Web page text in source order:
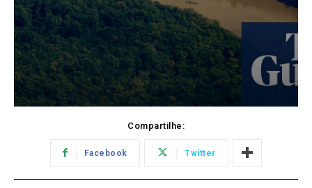
Compartilhe:
Facebook Twitter